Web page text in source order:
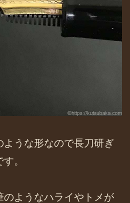
ような形なので長刀研ぎ
。
のようなハライやトメが